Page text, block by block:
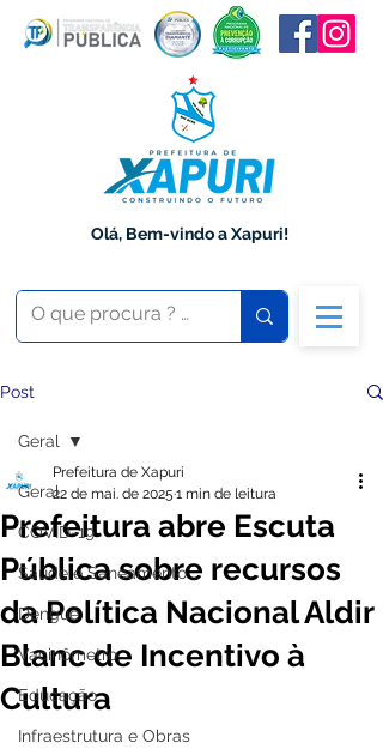
Olá, Bem-vindo a Xapuri!
Post
Geral
COVID-19
Saúde e Saneamento
Dengue
Vacinômetro
Educação
Infraestrutura e Obras
Geral
Prefeitura abre Escuta
Pública sobre recursos
da Política Nacional Aldir
Blanc de Incentivo à
Cultura
Prefeitura de Xapuri
22 de mai. de 2025 1 min de leitura